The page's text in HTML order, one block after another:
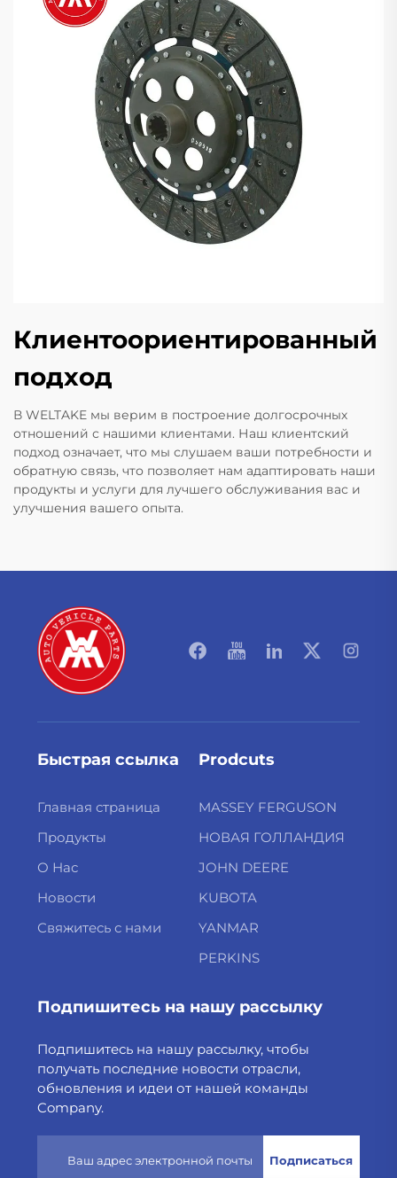
Клиентоориентированный
подход
В WELTAKE мы верим в построение долгосрочных
отношений с нашими клиентами. Наш клиентский
подход означает, что мы слушаем ваши потребности и
обратную связь, что позволяет нам адаптировать наши
продукты и услуги для лучшего обслуживания вас и
улучшения вашего опыта.
Быстрая ссылка
Главная страница
Продукты
О Нас
Новости
Свяжитесь с нами
Prodcuts
MASSEY FERGUSON
НОВАЯ ГОЛЛАНДИЯ
JOHN DEERE
KUBOTA
YANMAR
PERKINS
Подпишитесь на нашу рассылку
Подпишитесь на нашу рассылку, чтобы
получать последние новости отрасли,
обновления и идеи от нашей команды
Company.
Подписаться